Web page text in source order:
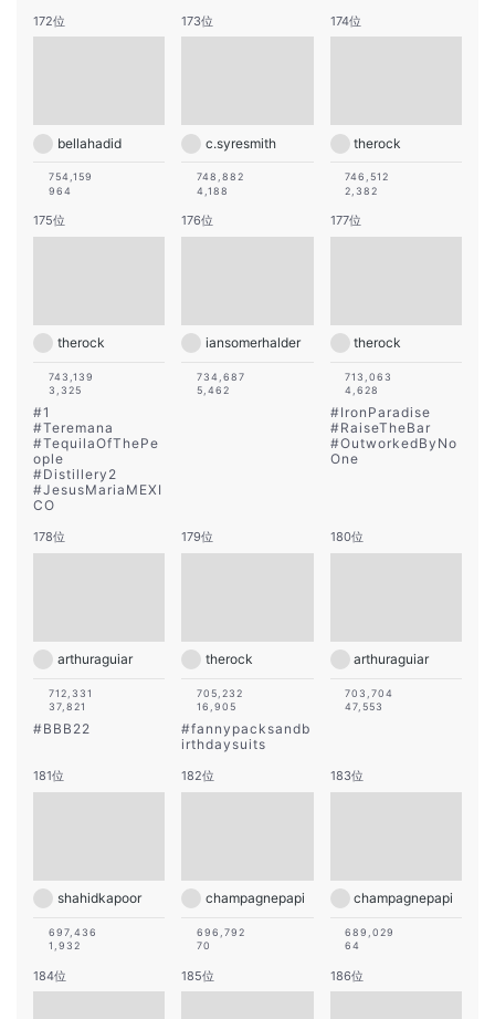
172位
bellahadid
754,159
964
173位
c.syresmith
748,882
4,188
174位
therock
746,512
2,382
175位
therock
743,139
3,325
#1
#Teremana
#TequilaOfThePe
ople
#Distillery2
#JesusMariaMEXI
CO
176位
iansomerhalder
734,687
5,462
177位
therock
713,063
4,628
#IronParadise
#RaiseTheBar
#OutworkedByNo
One
178位
arthuraguiar
712,331
37,821
#BBB22
179位
therock
705,232
16,905
#fannypacksandb
irthdaysuits
180位
arthuraguiar
703,704
47,553
181位
shahidkapoor
697,436
1,932
182位
champagnepapi
696,792
70
183位
champagnepapi
689,029
64
184位 185位 186位